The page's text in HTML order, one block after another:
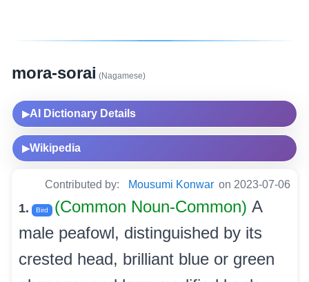
mora-sorai (Nagamese)
▶AI Dictionary Details
▶Wikipedia
Contributed by: Mousumi Konwar on 2023-07-06
1. Bird (Common Noun-Common) A
male peafowl, distinguished by its
crested head, brilliant blue or green